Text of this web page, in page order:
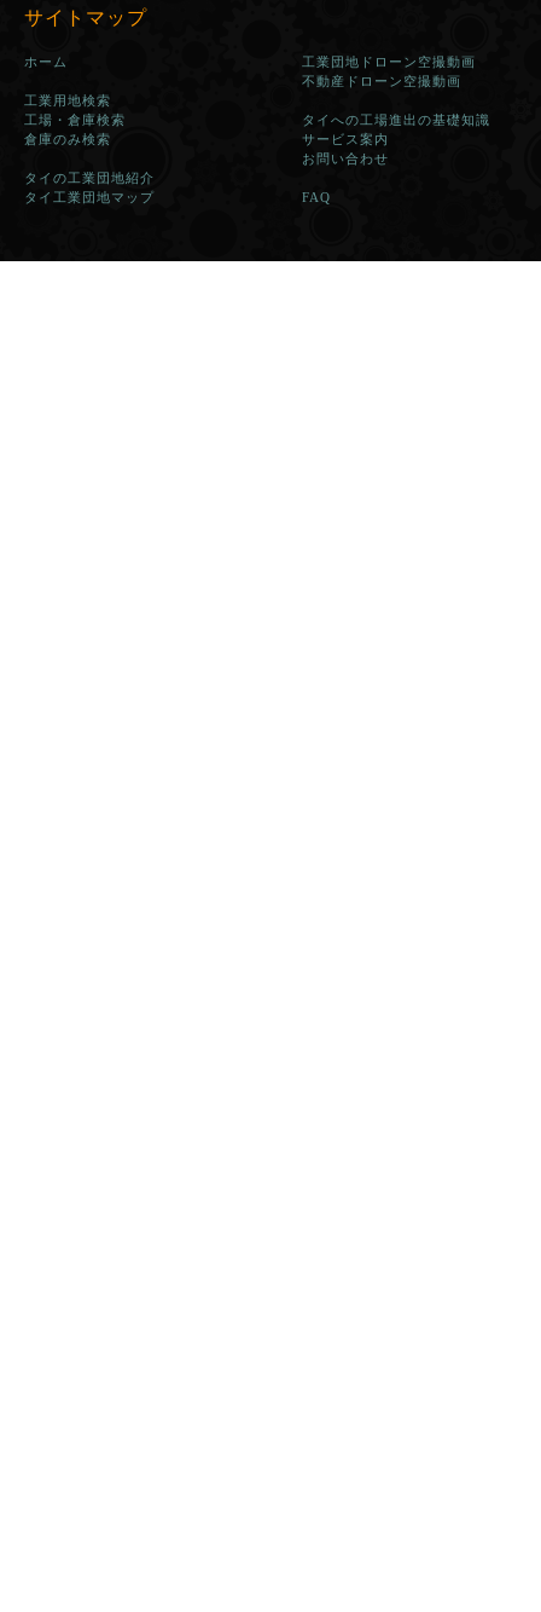
サイトマップ
ホーム
工業用地検索
工場・倉庫検索
倉庫のみ検索
タイの工業団地紹介
タイ工業団地マップ
工業団地ドローン空撮動画
不動産ドローン空撮動画
タイへの工場進出の基礎知識
サービス案内
お問い合わせ
FAQ